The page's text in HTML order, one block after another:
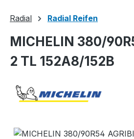
Radial Radial Reifen
MICHELIN 380/
2 TL 152A8/152B
Bildergalerie überspringen